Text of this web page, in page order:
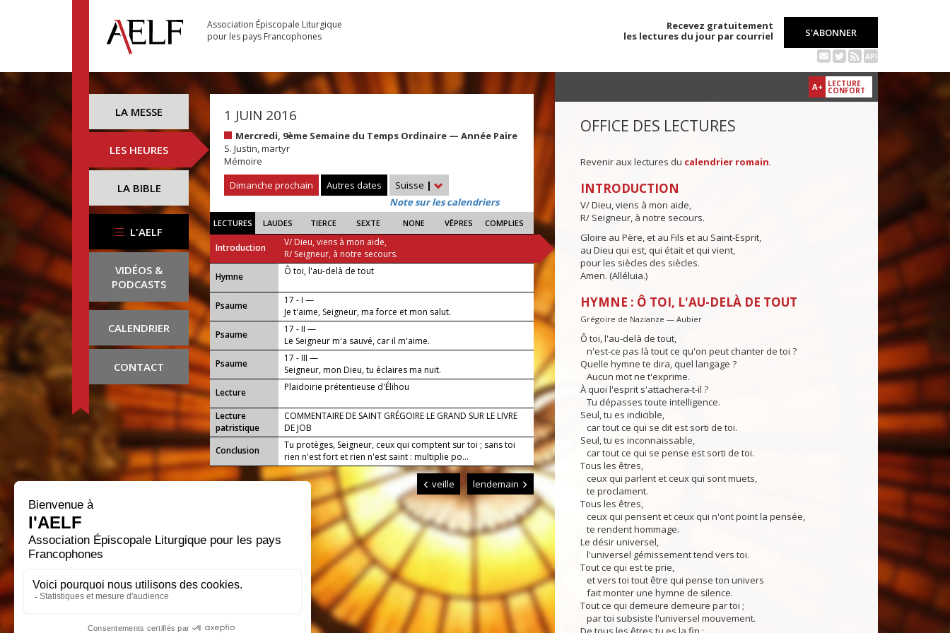
Association Épiscopale Liturgique
pour les pays Francophones
Recevez gratuitement
les lectures du jour par courriel
S'ABONNER
API
LA MESSE
LES HEURES
LA BIBLE
L'AELF
VIDÉOS &
PODCASTS
CALENDRIER
CONTACT
1 JUIN 2016
Mercredi, 9ème Semaine du Temps Ordinaire — Année Paire
S. Justin, martyr
Mémoire
Dimanche prochain
Autres dates Suisse |
Note sur les calendriers
LECTURES LAUDES TIERCE SEXTE NONE VÊPRES COMPLIES
Introduction
V/ Dieu, viens à mon aide,
R/ Seigneur, à notre secours.
...
Hymne Ô toi, l'au-delà de tout
Psaume
17 - I —
Je t'aime, Seigneur, ma force et mon salut.
Psaume
17 - II —
Le Seigneur m'a sauvé, car il m'aime.
Psaume
17 - III —
Seigneur, mon Dieu, tu éclaires ma nuit.
Lecture
Plaidoirie prétentieuse d'Élihou
Lecture
patristique
COMMENTAIRE DE SAINT GRÉGOIRE LE GRAND SUR LE LIVRE
DE JOB
Conclusion
Tu protèges, Seigneur, ceux qui comptent sur toi ; sans toi
rien n'est fort et rien n'est saint : multiplie po...
veille lendemain
A+ LECTURE
CONFORT
OFFICE DES LECTURES
Revenir aux lectures du calendrier romain.
INTRODUCTION
V/ Dieu, viens à mon aide,
R/ Seigneur, à notre secours.
Gloire au Père, et au Fils et au Saint-Esprit,
au Dieu qui est, qui était et qui vient,
pour les siècles des siècles.
Amen. (Alléluia.)
HYMNE : Ô TOI, L'AU-DELÀ DE TOUT
Grégoire de Nazianze — Aubier
Ô toi, l'au-delà de tout,
n'est-ce pas là tout ce qu'on peut chanter de toi ?
Quelle hymne te dira, quel langage ?
Aucun mot ne t'exprime.
À quoi l'esprit s'attachera-t-il ?
Tu dépasses toute intelligence.
Seul, tu es indicible,
car tout ce qui se dit est sorti de toi.
Seul, tu es inconnaissable,
car tout ce qui se pense est sorti de toi.
Tous les êtres,
ceux qui parlent et ceux qui sont muets,
te proclament.
Tous les êtres,
ceux qui pensent et ceux qui n'ont point la pensée,
te rendent hommage.
Le désir universel,
l'universel gémissement tend vers toi.
Tout ce qui est te prie,
et vers toi tout être qui pense ton univers
fait monter une hymne de silence.
Tout ce qui demeure demeure par toi ;
par toi subsiste l'universel mouvement.